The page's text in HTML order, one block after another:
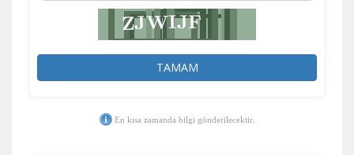
kullanılır. Kapatırsanız reklamları görmeye devam
edersiniz, ancak daha az alakalı olabilirler.
Tercihleri Kaydet
TAMAM
En kısa zamanda bilgi gönderilecektir.